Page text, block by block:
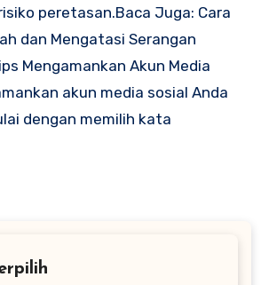
peretasan.Baca Juga: Cara
dan Mengatasi Serangan
Mengamankan Akun Media
akun media sosial Anda
dengan memilih kata